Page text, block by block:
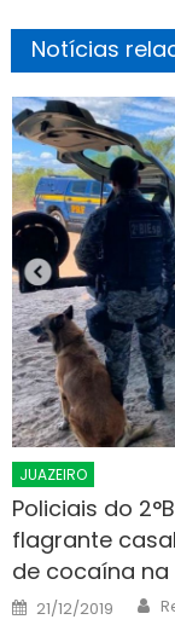
Notícias
JUAZEIRO
Policiais do
flagrante
de cocaína na
Posted
on
21/12/2019